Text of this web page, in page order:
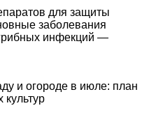
для защиты
заболевания
инфекций —
и огороде в июле: план
культур